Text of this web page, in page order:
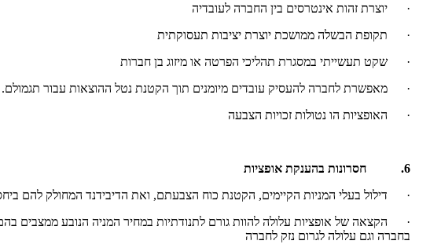
· יוצרת זהות אינטרסים בין החברה לעובדיה
· תקופת הבשלה ממושכת יוצרת יציבות תעסוקתית
· שקט תעשייתי במסגרת תהליכי הפרטה או מיזוג בן חברות
· מאפשרת לחברה להעסיק עובדים מיומנים תוך הקטנת נטל ההוצאות עבור תגמולם.
· האופציות הו נטולות זכויות הצבעה
6.
חסרונות בהענקת אופציות
· דילול בעלי המניות הקיימים, הקטנת כוח הצבעתם, ואת הדיבידנד המחולק להם
· הקצאה של אופציות עלולה להוות גורם לתנודתיות במחיר המניה הנובע ממצבים
בחברה וגם עלולה לגרום נזק לחברה